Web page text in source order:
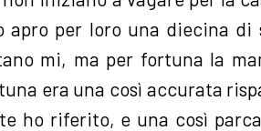
apro per loro una diecina di
mi, ma per fortuna la
era una così accurata
ho riferito, e una così